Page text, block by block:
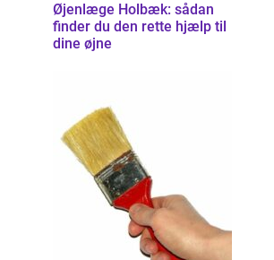
Øjenlæge Holbæk: sådan
finder du den rette hjælp til
dine øjne